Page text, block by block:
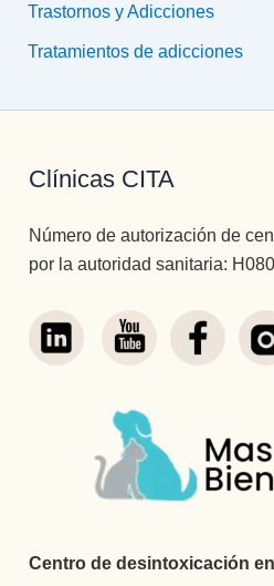
Trastornos y Adicciones
Tratamientos de adicciones
Clínicas CITA
Número de autorización de
por la autoridad sanitaria:
Centro de desintoxicación